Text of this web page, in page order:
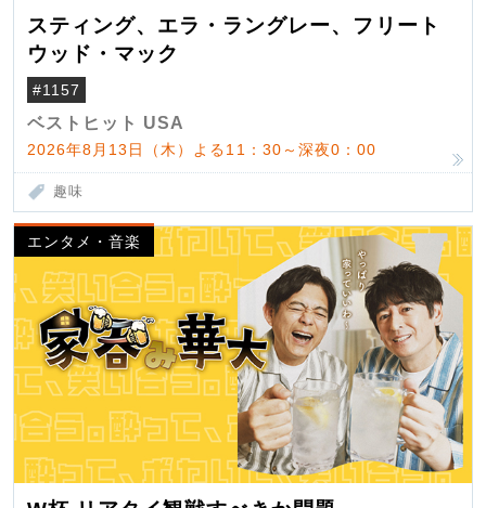
スティング、エラ・ラングレー、フリート
ウッド・マック
#1157
ベストヒット USA
2026年8月13日（木）よる11：30～深夜0：00
趣味
エンタメ・音楽